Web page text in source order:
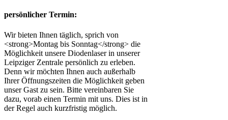
persönlicher Termin:
Wir bieten Ihnen täglich, sprich von
<strong>Montag bis Sonntag</strong> die
Möglichkeit unsere Diodenlaser in unserer
Leipziger Zentrale persönlich zu erleben.
Denn wir möchten Ihnen auch außerhalb
Ihrer Öffnungszeiten die Möglichkeit geben
unser Gast zu sein. Bitte vereinbaren Sie
dazu, vorab einen Termin mit uns. Dies ist in
der Regel auch kurzfristig möglich.